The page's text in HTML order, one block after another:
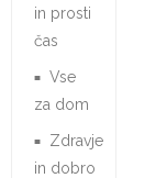
in prosti
čas
Vse
za dom
Zdravje
in dobro